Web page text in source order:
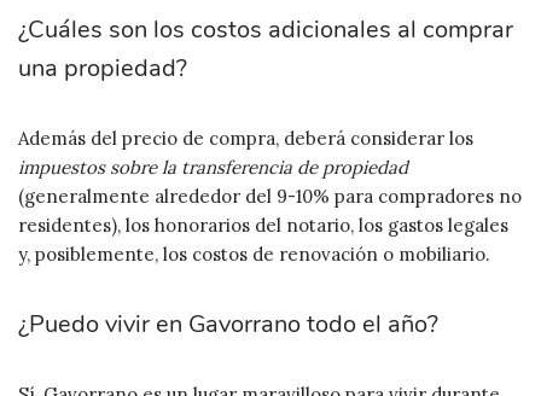
¿Cuáles son los costos adicionales al comprar
una propiedad?
Además del precio de compra, deberá considerar los
impuestos sobre la transferencia de propiedad
(generalmente alrededor del 9-10% para compradores no
residentes), los honorarios del notario, los gastos legales
y, posiblemente, los costos de renovación o mobiliario.
¿Puedo vivir en Gavorrano todo el año?